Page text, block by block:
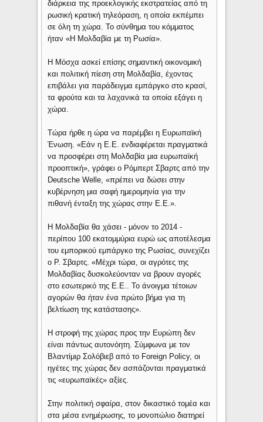
διάρκεια της προεκλογικής εκστρατείας από τη
ρωσική κρατική τηλεόραση, η οποία εκπέμπει
σε όλη τη χώρα. Το σύνθημα του κόμματος
ήταν «Η Μολδαβία με τη Ρωσία».
Η Μόσχα ασκεί επίσης σημαντική οικονομική
και πολιτική πίεση στη Μολδαβία, έχοντας
επιβάλει για παράδειγμα εμπάργκο στο κρασί,
τα φρούτα και τα λαχανικά τα οποία εξάγει η
χώρα.
Τώρα ήρθε η ώρα να παρέμβει η Ευρωπαϊκή
Ένωση. «Εάν η Ε.Ε. ενδιαφέρεται πραγματικά
να προσφέρει στη Μολδαβία μια ευρωπαϊκή
προοπτική», γράφει ο Ρόμπερτ Σβαρτς από την
Deutsche Welle, «πρέπει να δώσει στην
κυβέρνηση μια σαφή ημερομηνία για την
πιθανή ένταξη της χώρας στην Ε.Ε.».
Η Μολδαβία θα χάσει - μόνον το 2014 -
περίπου 100 εκατομμύρια ευρώ ως αποτέλεσμα
του εμπορικού εμπάργκο της Ρωσίας, συνεχίζει
ο Ρ. Σβαρτς. «Μέχρι τώρα, οι αγρότες της
Μολδαβίας δυσκολεύονταν να βρουν αγορές
στο εσωτερικό της Ε.Ε.. Το άνοιγμα τέτοιων
αγορών θα ήταν ένα πρώτο βήμα για τη
βελτίωση της κατάστασης».
Η στροφή της χώρας προς την Ευρώπη δεν
είναι πάντως αυτονόητη. Σύμφωνα με τον
Βλαντίμιρ Σολόβιεβ από το Foreign Policy, οι
ηγέτες της χώρας δεν ασπάζονται πραγματικά
τις «ευρωπαϊκές» αξίες.
Στην πολιτική σφαίρα, στον δικαστικό τομέα και
στα μέσα ενημέρωσης, το μονοπώλιο διατηρεί